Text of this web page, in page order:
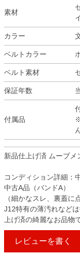
素材
カラー
ベルトカラー
ベルト素材
保証年数
付属品
新品仕上げ済 ムーブメ
コンディション詳細：
中古A品（バンドA）
（細かなスレ、裏蓋
J12特有の薄汚れなど
上げ済の綺麗なお品物
レビューを書く